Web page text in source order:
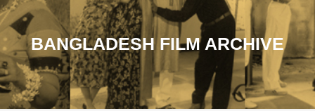
BANGLADESH FILM ARCHIVE